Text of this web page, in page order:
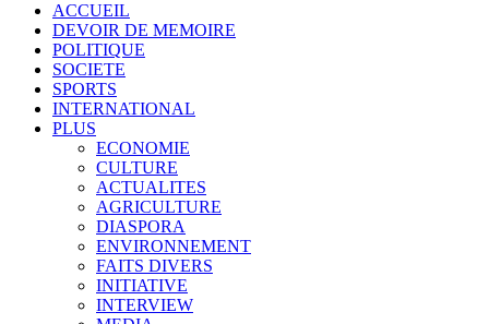
ACCUEIL
DEVOIR DE MEMOIRE
POLITIQUE
SOCIETE
SPORTS
INTERNATIONAL
PLUS
ECONOMIE
CULTURE
ACTUALITES
AGRICULTURE
DIASPORA
ENVIRONNEMENT
FAITS DIVERS
INITIATIVE
INTERVIEW